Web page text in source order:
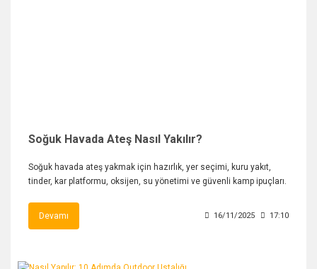
Soğuk Havada Ateş Nasıl Yakılır?
Soğuk havada ateş yakmak için hazırlık, yer seçimi, kuru yakıt,
tinder, kar platformu, oksijen, su yönetimi ve güvenli kamp ipuçları.
Devamı 16/11/2025 17:10